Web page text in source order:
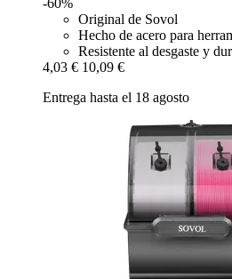
Original de Sovol
Hecho de acero para
Resistente al desgaste y
4,03 € 10,09 €
Entrega hasta el 18 agosto